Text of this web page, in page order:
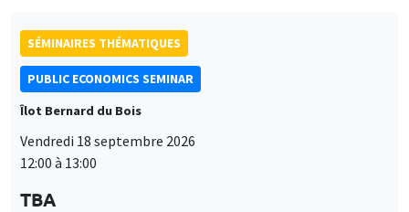
SÉMINAIRES THÉMATIQUES
PUBLIC ECONOMICS SEMINAR
Îlot Bernard du Bois
Vendredi 18 septembre 2026
12:00 à 13:00
TBA